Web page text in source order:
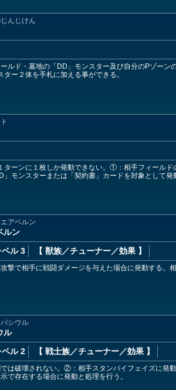
んじけん
ルド・墓地の「DD」モンスター及び自分のPゾー
ター２体を手札に加える事ができる。
ターンに１枚しか発動できない。①：相手フィール
」モンスターまたは「契約書」カードを対象として発
アベルン
ルン
ベル 3 【 獣族／チューナー／効果 】
撃で相手に戦闘ダメージを与えた場合に発動する。
シウル
ル
ベル 2 【 戦士族／チューナー／効果 】
は破壊されない。②：相手スタンバイフェイズに発
で存在する場合に発動と処理を行う。